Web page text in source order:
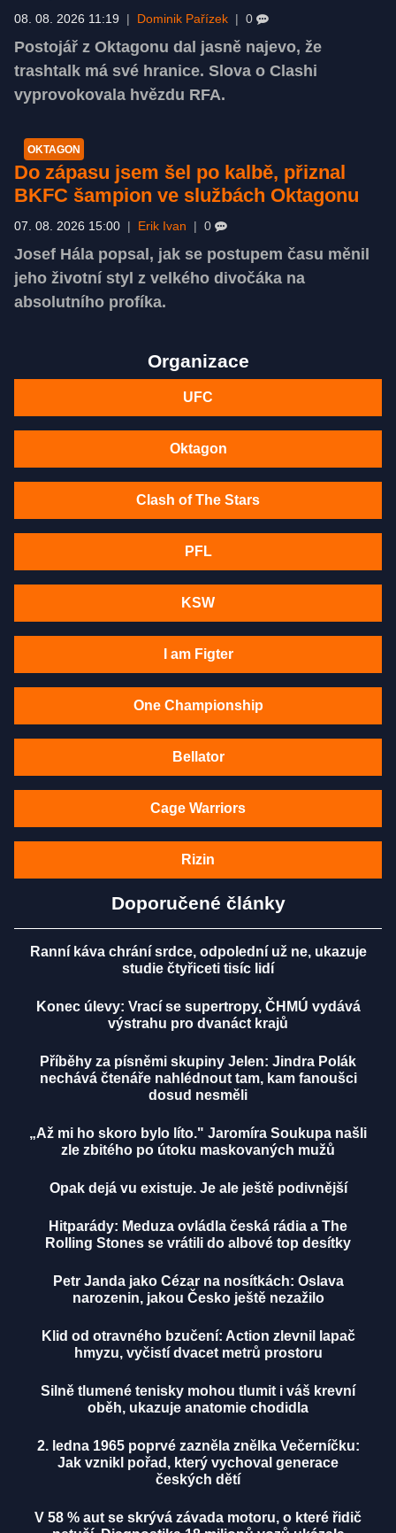
08. 08. 2026 11:19 | Dominik Pařízek | 0
Postojář z Oktagonu dal jasně najevo, že
trashtalk má své hranice. Slova o Clashi
vyprovokovala hvězdu RFA.
OKTAGON
Do zápasu jsem šel po kalbě, přiznal
BKFC šampion ve službách Oktagonu
07. 08. 2026 15:00 | Erik Ivan | 0
Josef Hála popsal, jak se postupem času měnil
jeho životní styl z velkého divočáka na
absolutního profíka.
Organizace
UFC
Oktagon
Clash of The Stars
PFL
KSW
I am Figter
One Championship
Bellator
Cage Warriors
Rizin
Doporučené články
Ranní káva chrání srdce, odpolední už ne, ukazuje
studie čtyřiceti tisíc lidí
Konec úlevy: Vrací se supertropy, ČHMÚ vydává
výstrahu pro dvanáct krajů
Příběhy za písněmi skupiny Jelen: Jindra Polák
nechává čtenáře nahlédnout tam, kam fanoušci
dosud nesměli
„Až mi ho skoro bylo líto." Jaromíra Soukupa našli
zle zbitého po útoku maskovaných mužů
Opak dejá vu existuje. Je ale ještě podivnější
Hitparády: Meduza ovládla česká rádia a The
Rolling Stones se vrátili do albové top desítky
Petr Janda jako Cézar na nosítkách: Oslava
narozenin, jakou Česko ještě nezažilo
Klid od otravného bzučení: Action zlevnil lapač
hmyzu, vyčistí dvacet metrů prostoru
Silně tlumené tenisky mohou tlumit i váš krevní
oběh, ukazuje anatomie chodidla
2. ledna 1965 poprvé zazněla znělka Večerníčku:
Jak vznikl pořad, který vychoval generace
českých dětí
V 58 % aut se skrývá závada motoru, o které řidič